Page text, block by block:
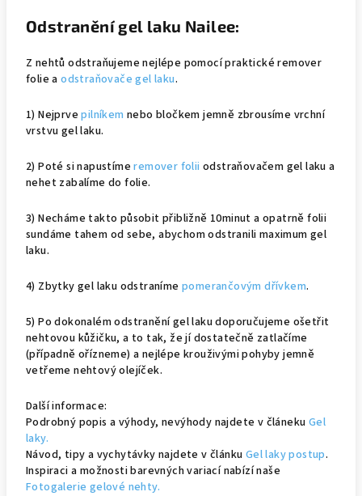
Odstranění gel laku Nailee:
Z nehtů odstraňujeme nejlépe pomocí praktické remover
folie aodstraňovače gel laku.
1) Nejprvepilníkem nebo bločkem jemně zbrousíme vrchní
vrstvu gel laku.
2) Poté si napustímeremover folii odstraňovačem gel laku a
nehet zabalíme do folie.
3) Necháme takto působit přibližně 10minut a opatrně folii
sundáme tahem od sebe, abychom odstranili maximum gel
laku.
4) Zbytky gel laku odstraníme pomerančovým dřívkem.
5) Po dokonalém odstranění gel laku doporučujeme ošetřit
nehtovou kůžičku, a to tak, že jí dostatečně zatlačíme
(případně ořízneme) a nejlépe krouživými pohyby jemně
vetřeme nehtový olejíček.
Další informace:
Podrobný popis a výhody, nevýhody najdete v článeku Gel
laky.
Návod, tipy a vychytávky najdete v článku Gel laky postup.
Inspiraci a možnosti barevných variací nabízí naše
Fotogalerie gelové nehty.